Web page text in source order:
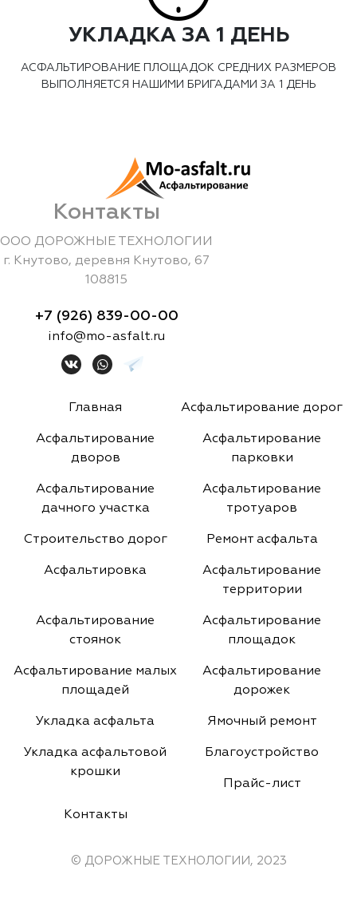
УКЛАДКА ЗА 1 ДЕНЬ
АСФАЛЬТИРОВАНИЕ ПЛОЩАДОК СРЕДНИХ РАЗМЕРОВ
ВЫПОЛНЯЕТСЯ НАШИМИ БРИГАДАМИ ЗА 1 ДЕНЬ
Контакты
ООО ДОРОЖНЫЕ ТЕХНОЛОГИИ
г. Кнутово, деревня Кнутово, 67
108815
+7 (926) 839-00-00
info@mo-asfalt.ru
Главная Асфальтирование дорог
Асфальтирование
дворов
Асфальтирование
парковки
Асфальтирование
дачного участка
Асфальтирование
тротуаров
Строительство дорог Ремонт асфальта
Асфальтировка
Асфальтирование
территории
Асфальтирование
стоянок
Асфальтирование
площадок
Асфальтирование малых
площадей
Асфальтирование
дорожек
Укладка асфальта Ямочный ремонт
Укладка асфальтовой
крошки
Благоустройство
Прайс-лист
Контакты
© ДОРОЖНЫЕ ТЕХНОЛОГИИ, 2023